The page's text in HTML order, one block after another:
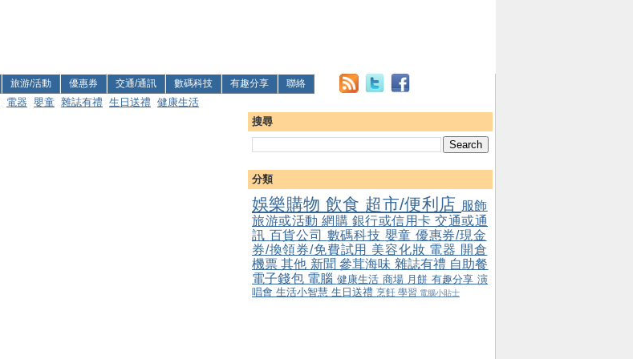
旅游/活動 優惠券 交通/通訊 數碼科技 有趣分享 聯絡
電器 嬰童 雜誌有禮 生日送禮 健康生活
搜尋
分類
娛樂購物 飲食 超市/便利店 服飾
旅游或活動 網購 銀行或信用卡 交通或通
訊 百貨公司 數碼科技 嬰童 優惠券/現金
券/換領券/免費試用 美容化妝 電器 開倉
機票其他 新聞參茸海味 雜誌有禮 自助餐
電子錢包 電腦 健康生活 商場 月餅 有趣分享 演
唱會 生活小智慧 生日送禮 烹飪 學習 電腦小貼士